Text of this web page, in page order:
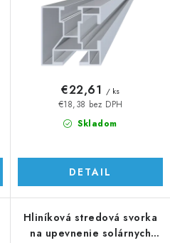
Skladom
€18,38 bez DPH
€22,61 / ks
DETAIL
Hliníková stredová svorka
na upevnenie solárnych